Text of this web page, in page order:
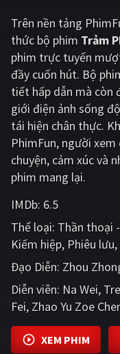
Âu - Mỹ
Hàn Quốc
Ấn Độ
Tổng hợp
CẬP NHẬT
PHIM MỚI
PHIM LẺ
PHIM CHIẾU RẠP
TUYỂN TẬP PHIM
BLOG
Trên nền tảng
thức bộ phim Trảm
phim trực tuyến
đầy cuốn hút. Bộ
tiết hấp dẫn mà còn
giới điện ảnh sống
tái hiện chân thực.
PhimFun, người
chuyện, cảm xúc và
phim mang lại.
IMDb: 6.5
Thể loại: Thần thoại
Kiếm hiệp Phiêu lưu
Đạo Diễn: Zhou
Diễn viên: Na Wei
Fei Zhao Yu Zoe
XEM PHIM